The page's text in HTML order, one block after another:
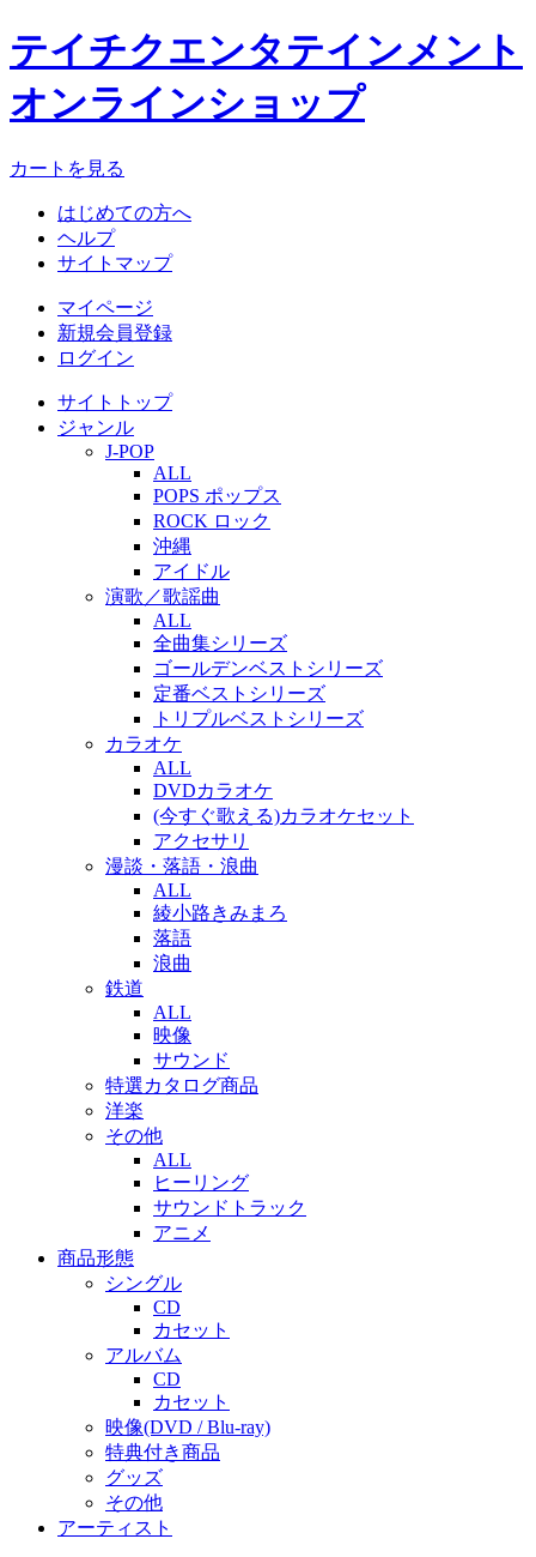
テイチクエンタテインメント
オンラインショップ
カートを見る
はじめての方へ
ヘルプ
サイトマップ
マイページ
新規会員登録
ログイン
サイトトップ
ジャンル
J-POP
ALL
POPS ポップス
ROCK ロック
沖縄
アイドル
演歌／歌謡曲
ALL
全曲集シリーズ
ゴールデンベストシリーズ
定番ベストシリーズ
トリプルベストシリーズ
カラオケ
ALL
DVDカラオケ
(今すぐ歌える)カラオケセット
アクセサリ
漫談・落語・浪曲
ALL
綾小路きみまろ
落語
浪曲
鉄道
ALL
映像
サウンド
特選カタログ商品
洋楽
その他
ALL
ヒーリング
サウンドトラック
アニメ
商品形態
シングル
CD
カセット
アルバム
CD
カセット
映像(DVD / Blu-ray)
特典付き商品
グッズ
その他
アーティスト